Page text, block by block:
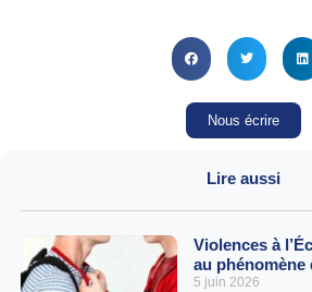
Nous écrire
Lire aussi
Violences à
au phénomène
5 juin 2026